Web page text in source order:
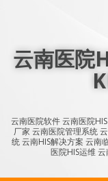
云南医院
云南医院软件 云南医院
厂家 云南医院管理系统
统 云南HIS解决方案 云南
医院HIS运维